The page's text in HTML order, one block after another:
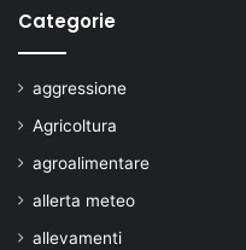
Categorie
aggressione
Agricoltura
agroalimentare
allerta meteo
allevamenti